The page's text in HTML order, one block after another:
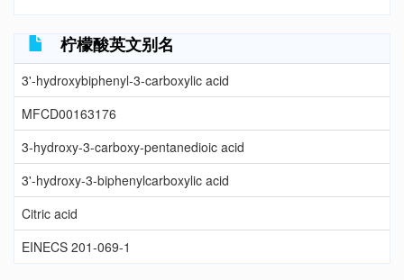
柠檬酸英文别名
3'-hydroxybiphenyl-3-carboxylic acid
MFCD00163176
3-hydroxy-3-carboxy-pentanedioic acid
3'-hydroxy-3-biphenylcarboxylic acid
Citric acid
EINECS 201-069-1